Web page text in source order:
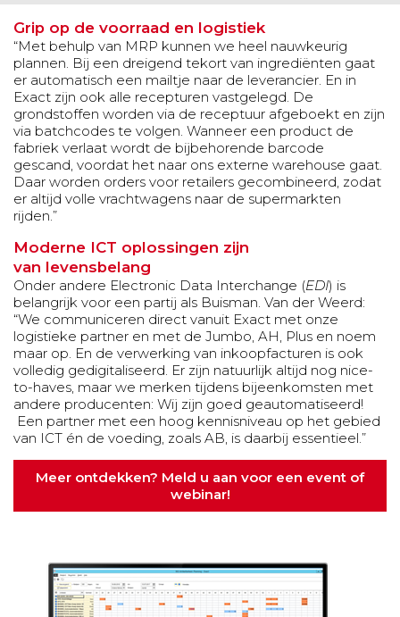
Grip op de voorraad en logistiek
“Met behulp van MRP kunnen we heel nauwkeurig
plannen. Bij een dreigend tekort van ingrediënten gaat
er automatisch een mailtje naar de leverancier. En in
Exact zijn ook alle recepturen vastgelegd. De
grondstoffen worden via de receptuur afgeboekt en zijn
via batchcodes te volgen. Wanneer een product de
fabriek verlaat wordt de bijbehorende barcode
gescand, voordat het naar ons externe warehouse gaat.
Daar worden orders voor retailers gecombineerd, zodat
er altijd volle vrachtwagens naar de supermarkten
rijden.”
Moderne ICT oplossingen zijn
van levensbelang
Onder andere Electronic Data Interchange (EDI) is
belangrijk voor een partij als Buisman. Van der Weerd:
“We communiceren direct vanuit Exact met onze
logistieke partner en met de Jumbo, AH, Plus en noem
maar op. En de verwerking van inkoopfacturen is ook
volledig gedigitaliseerd. Er zijn natuurlijk altijd nog nice-
to-haves, maar we merken tijdens bijeenkomsten met
andere producenten: Wij zijn goed geautomatiseerd!
Een partner met een hoog kennisniveau op het gebied
van ICT én de voeding, zoals AB, is daarbij essentieel.”
Meer ontdekken? Meld u aan voor een event of
webinar!